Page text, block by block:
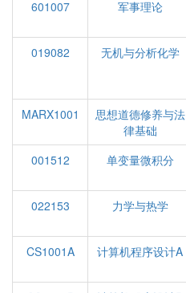
601007 军事理论
019082
无机与分析化学
MARX1001
思想道德修养与法
律基础
001512
单变量微积分
022153
力学与热学
CS1001A
计算机程序设计A